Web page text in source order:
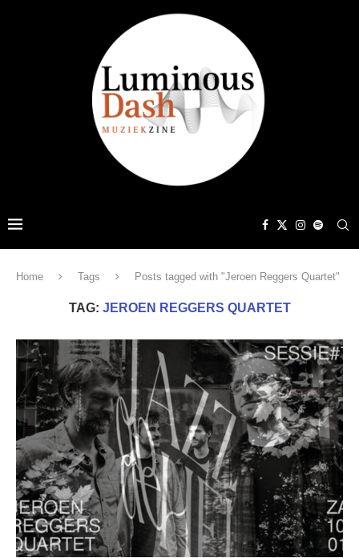
Home Tags Posts tagged with "Jeroen Reggers Quartet"
TAG: JEROEN REGGERS QUARTET